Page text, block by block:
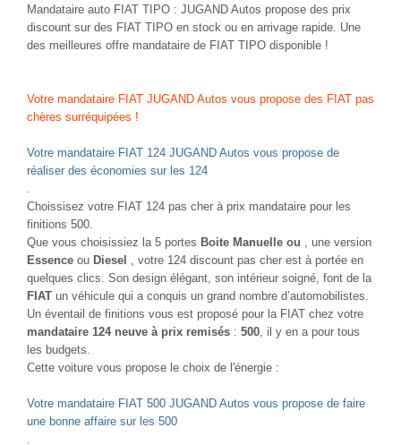
Mandataire auto FIAT TIPO : JUGAND Autos propose des prix
discount sur des FIAT TIPO en stock ou en arrivage rapide. Une
des meilleures offre mandataire de FIAT TIPO disponible !
Votre mandataire FIAT JUGAND Autos vous propose des FIAT pas
chères surréquipées !
Votre mandataire FIAT 124 JUGAND Autos vous propose de
réaliser des économies sur les 124
.
Choissisez votre FIAT 124 pas cher à prix mandataire pour les
finitions 500.
Que vous choisissiez la 5 portes Boite Manuelle ou , une version
Essence ou Diesel , votre 124 discount pas cher est à portée en
quelques clics. Son design élégant, son intérieur soigné, font de la
FIAT un véhicule qui a conquis un grand nombre d’automobilistes.
Un éventail de finitions vous est proposé pour la FIAT chez votre
mandataire 124 neuve à prix remisés : 500, il y en a pour tous
les budgets.
Cette voiture vous propose le choix de l'énergie :
Votre mandataire FIAT 500 JUGAND Autos vous propose de faire
une bonne affaire sur les 500
.